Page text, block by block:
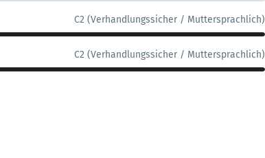
C2 (Verhandlungssicher / Muttersprachlich)
C2 (Verhandlungssicher / Muttersprachlich)